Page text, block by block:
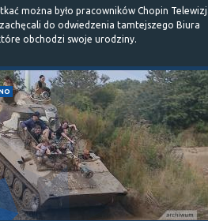
można było pracowników Chopin
do odwiedzenia tamtejszego Biura
obchodzi swoje urodziny.